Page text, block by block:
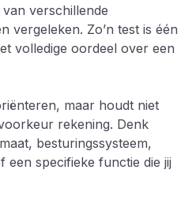
verschillende
vergeleken. Zo’n test is één
volledige oordeel over een
maar houdt niet
rekening. Denk
besturingssysteem,
een specifieke functie die jij